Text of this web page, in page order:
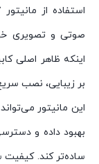
صوتی و تصویری
اینکه ظاهر اصلی
بر زیبایی، نصب
این مانیتور
بهبود داده و
ساده‌تر کند. کیفیت